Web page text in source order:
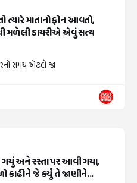
ત્યારે માતાનો ફોન આવતો,
મળેલી ડાયરીએ એવું સત્ય
સમય એટલે જા
ગયું અને રસ્તા પર આવી ગયા,
કાઢીને જે કર્યું તે જાણીને...